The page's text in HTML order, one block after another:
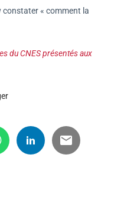
constater « comment la
du CNES présentés aux